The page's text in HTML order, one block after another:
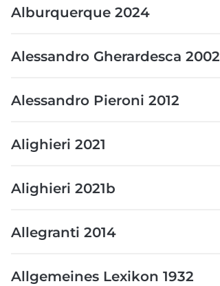
Alburquerque 2024
Alessandro Gherardesca 2002
Alessandro Pieroni 2012
Alighieri 2021
Alighieri 2021b
Allegranti 2014
Allgemeines Lexikon 1932